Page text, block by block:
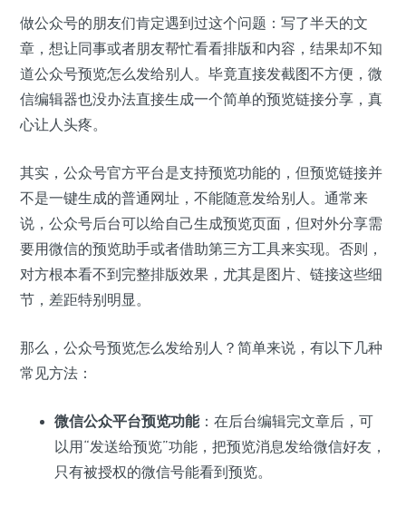
做公众号的朋友们肯定遇到过这个问题：写了半天的文
章，想让同事或者朋友帮忙看看排版和内容，结果却不知
道公众号预览怎么发给别人。毕竟直接发截图不方便，微
信编辑器也没办法直接生成一个简单的预览链接分享，真
心让人头疼。
其实，公众号官方平台是支持预览功能的，但预览链接并
不是一键生成的普通网址，不能随意发给别人。通常来
说，公众号后台可以给自己生成预览页面，但对外分享需
要用微信的预览助手或者借助第三方工具来实现。否则，
对方根本看不到完整排版效果，尤其是图片、链接这些细
节，差距特别明显。
那么，公众号预览怎么发给别人？简单来说，有以下几种
常见方法：
微信公众平台预览功能：在后台编辑完文章后，可
以用“发送给预览”功能，把预览消息发给微信好友，
只有被授权的微信号能看到预览。